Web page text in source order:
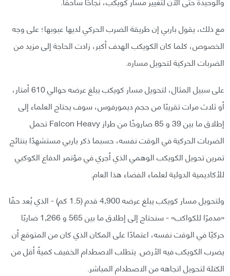
مع ذلك، يقول باربي إن طريقة الضرب الحركي لديها عيوبها؛ على وجه
الخصوص، كلما كان الكويكب الهدف أكبر، زادت الحاجة إلى مزيد من
الضربات الحركية لتحويل مساره.
على سبيل المثال، لتحويل مسار كويكب يبلغ عرضه حوالي 610 أمتار،
أو ثلاث مرات تقريبًا من حجم ديمورفوس، سوف يحتاج العلماء إلى
إطلاق ما بين 39 و 85 صاروخًا من طراز Falcon Heavy تحمل
الضربات الحركية في الوقت نفسه، حسبما ذكر باربي مستشهدًا بنتائج
تمرين تحويل الكويكب الوهمي الذي أجري في مؤتمر الدفاع الكوكبي
للأكاديمية الدولية لعلماء الفضاء هذا العام.
ولتحويل مسار كويكب يبلغ عرضه 4,900 قدم (1.5 كم) - الذي يُعد حقًا
«مدمرًا للكواكب» - سنحتاج إلى إطلاق ما بين 565 و 1,266 ضاربًا
حركيًا في الوقت نفسه، اعتمادًا على المكان الذي كان من المتوقع أن
يضرب الكويكب فيه الأرض. يتطلب الاصطدام الخفيف كميةً أقل من
الكتلة لتحويل اتجاهه من الاصطدام المباشر.